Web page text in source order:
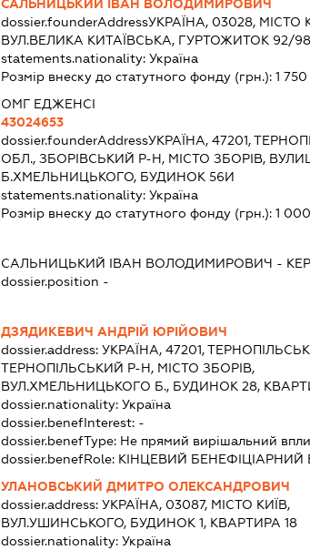
САЛЬНИЦЬКИЙ ІВАН ВОЛОДИМИРОВИЧ
dossier.founderAddressУКРАЇНА, 03028, МІСТО
ВУЛ.ВЕЛИКА КИТАЇВСЬКА, ГУРТОЖИТОК 92/98
statements.nationality: Україна
Розмір внеску до статутного фонду (грн.): 1 750
ОМГ ЕДЖЕНСІ
43024653
dossier.founderAddressУКРАЇНА, 47201,
ОБЛ., ЗБОРІВСЬКИЙ Р-Н, МІСТО ЗБОРІВ,
Б.ХМЕЛЬНИЦЬКОГО, БУДИНОК 56И
statements.nationality: Україна
Розмір внеску до статутного фонду (грн.): 1 000
САЛЬНИЦЬКИЙ ІВАН ВОЛОДИМИРОВИЧ -
dossier.position -
ДЗЯДИКЕВИЧ АНДРІЙ ЮРІЙОВИЧ
dossier.address: УКРАЇНА, 47201,
ТЕРНОПІЛЬСЬКИЙ Р-Н, МІСТО ЗБОРІВ,
ВУЛ.ХМЕЛЬНИЦЬКОГО Б., БУДИНОК 28,
dossier.nationality: Україна
dossier.benefInterest: -
dossier.benefType: Не прямий вирішальний
dossier.benefRole: КІНЦЕВИЙ БЕНЕФІЦІАРНИЙ
УЛАНОВСЬКИЙ ДМИТРО ОЛЕКСАНДРОВИЧ
dossier.address: УКРАЇНА, 03087, МІСТО КИЇВ,
ВУЛ.УШИНСЬКОГО, БУДИНОК 1, КВАРТИРА 18
dossier.nationality: Україна